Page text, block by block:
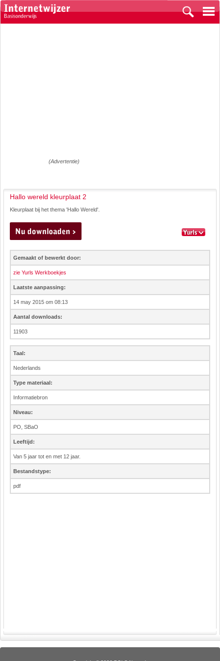
(Advertentie)
Hallo wereld kleurplaat 2
Kleurplaat bij het thema 'Hallo Wereld'.
Gemaakt of bewerkt door:
zie Yurls Werkboekjes
Laatste aanpassing:
14 may 2015 om 08:13
Aantal downloads:
11903
Taal:
Nederlands
Type materiaal:
Informatiebron
Niveau:
PO, SBaO
Leeftijd:
Van 5 jaar tot en met 12 jaar.
Bestandstype:
pdf